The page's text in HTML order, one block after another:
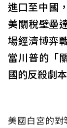
進口至中國
美關稅壁壘
場經濟博弈
當川普的「
國的反殺劇
美國白宮的